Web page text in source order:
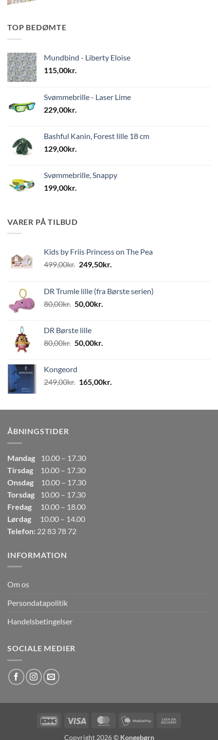
TOP BEDØMTE
Mundbind - Liberty Eloise
115,00kr.
Svømmebrille - Laser Lime
229,00kr.
Bashful Kanin, Forest lille 18 cm
129,00kr.
Svømmebrille, Snappy
199,00kr.
VARER PÅ TILBUD
Kids by Friis Princess on The Pea
499,00kr. Den
var:
499,00kr..
249,50kr.
er:
DR Trumle lille (fra Børste serien)
80,00kr. Den
var:
80,00kr..
50,00kr.
50,00kr..
DR Børste lille
80,00kr. Den
var:
80,00kr..
50,00kr.
50,00kr..
Kongeord
249,00kr. Den
var:
165,00kr.
er:
ÅBNINGSTIDER
Mandag
10.00 – 17.30
Tirsdag
10.00 – 17.30
Onsdag
10.00 – 17.30
Torsdag
10.00 – 17.30
Fredag
10.00 – 18.00
Lørdag
10.00 – 14.00
Telefon: 22 83 78 72
INFORMATION
Om os
Persondatapolitik
Handelsbetingelser
SOCIALE MEDIER
DanKortVisa MasterCardMobilePay
Copyright 2026 © Kongebørn